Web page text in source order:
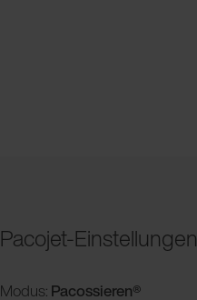
Pacojet-Einstellungen
Modus: Pacossieren®